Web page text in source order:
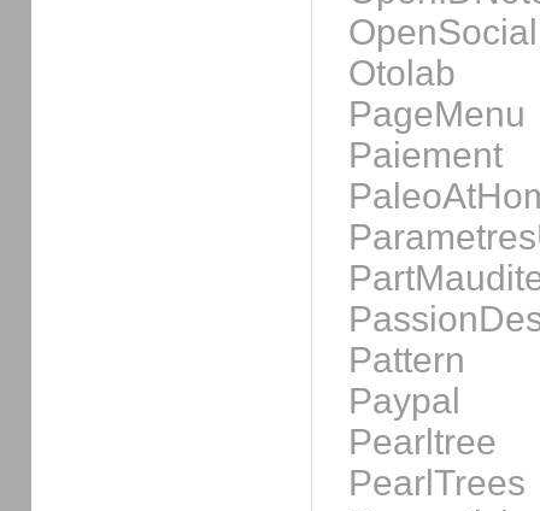
OpenSocial
Otolab
PageMenu
Paiement
Pattern
Paypal
Pearltree
PearlTrees